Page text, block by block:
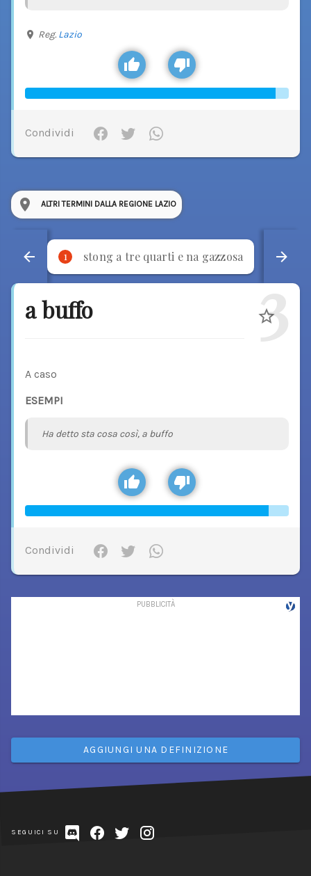
Reg. Lazio
Condividi
ALTRI TERMINI DALLA REGIONE LAZIO
1 stong a tre quarti e na gazzosa 2
a buffo 3
A caso
ESEMPI
Ha detto sta cosa così, a buffo
Condividi
AGGIUNGI UNA DEFINIZIONE
SEGUICI SU